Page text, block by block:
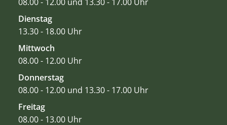
Dienstag
13.30 - 18.00 Uhr
Mittwoch
08.00 - 12.00 Uhr
Donnerstag
08.00 - 12.00 und 13.30 - 17.00 Uhr
Freitag
08.00 - 13.00 Uhr